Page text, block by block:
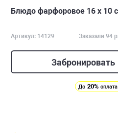
Блюдо фарфоровое 16 х 10
Артикул: 14129 Заказали 94
Забронировать
До 20%